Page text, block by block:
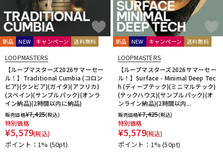
新品 NEW キャンペーン 送料無料
LOOPMASTERS
【ループマスターズ2026サマーセー
ル！】Traditional Cumbia (コロン
ビア)(クンビア)(ガイタ)(アフリカ)
(スペイン)(サンプルパック)(オンラ
イン納品)(2時間以内に納品)
販売価格¥7,425(税込)
特別価格
¥5,579(税込)
ポイント：1% (50pt)
新品 NEW キャンペーン 送料無料
LOOPMASTERS
【ループマスターズ2026サマーセー
ル！】Surface - Minimal Deep Tec
h (ディープテック)(ミニマルテック)
(テックハウス)(サンプルパック)(オ
ンライン納品)(2時間以内...
販売価格¥7,425(税込)
特別価格
¥5,579(税込)
ポイント：1%(50pt)